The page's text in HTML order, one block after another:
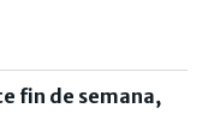
fin de semana,